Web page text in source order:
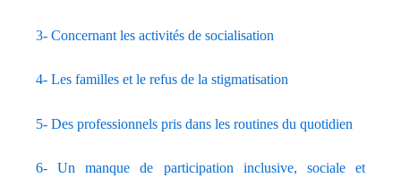
3- Concernant les activités de socialisation
4- Les familles et le refus de la stigmatisation
5- Des professionnels pris dans les routines du quotidien
6- Un manque de participation inclusive, sociale et